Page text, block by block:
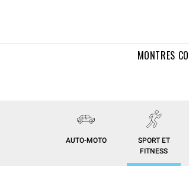
MONTRES
AUTO-MOTO
SPORT ET
FITNESS